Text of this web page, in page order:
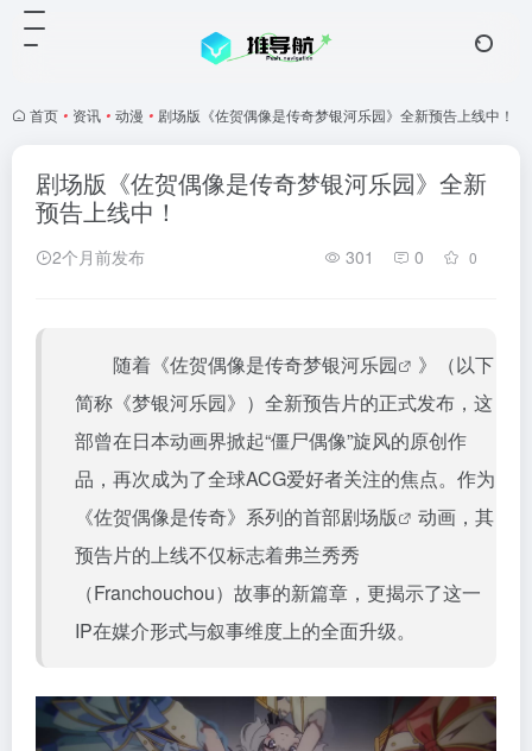
首页 • 资讯 • 动漫 • 剧场版《佐贺偶像是传奇梦银河乐园》全新预告上线中！
剧场版《佐贺偶像是传奇梦银河乐园》全新
预告上线中！
2个月前发布 301 0 0
随着《佐贺偶像是传奇梦银河乐园
》（以下
简称《梦银河乐园》）全新预告片的正式发布，这
部曾在日本动画界掀起“僵尸偶像”旋风的原创作
品，再次成为了全球ACG爱好者关注的焦点。作为
《佐贺偶像是传奇》系列的首部剧场版
动画，其
预告片的上线不仅标志着弗兰秀秀
（Franchouchou）故事的新篇章，更揭示了这一
IP在媒介形式与叙事维度上的全面升级。